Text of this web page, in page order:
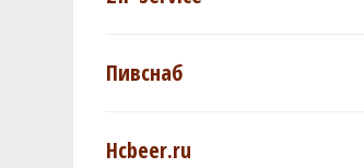
Пивснаб
Hcbeer.ru